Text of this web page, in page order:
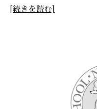
[続きを読む]